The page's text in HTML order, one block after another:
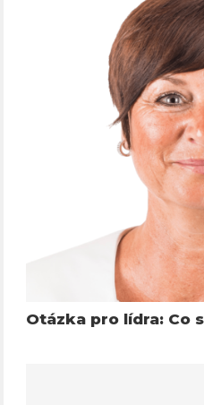
Otázka pro lídra: Co